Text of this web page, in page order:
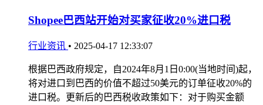
Shopee巴西站开始对买家征收20%进口税
行业资讯 • 2025-04-17 12:33:07
根据巴西政府规定，自2024年8月1日0:00(当地时间)起，
将对进口到巴西的价值不超过50美元的订单征收20%的
进口税。更新后的巴西税收政策如下：对于购买金额